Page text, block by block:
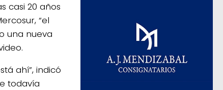
casi 20 años
“el
una nueva
ahí”, indicó
todavía